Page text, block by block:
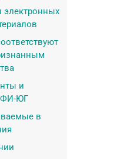
электронных
и
ЮГ
в